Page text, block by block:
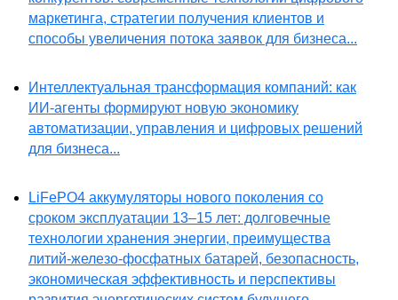
маркетинга, стратегии получения клиентов и
способы увеличения потока заявок для бизнеса...
Интеллектуальная трансформация компаний: как
ИИ-агенты формируют новую экономику
автоматизации, управления и цифровых решений
для бизнеса...
LiFePO4 аккумуляторы нового поколения со
сроком эксплуатации 13–15 лет: долговечные
технологии хранения энергии, преимущества
литий-железо-фосфатных батарей, безопасность,
экономическая эффективность и перспективы